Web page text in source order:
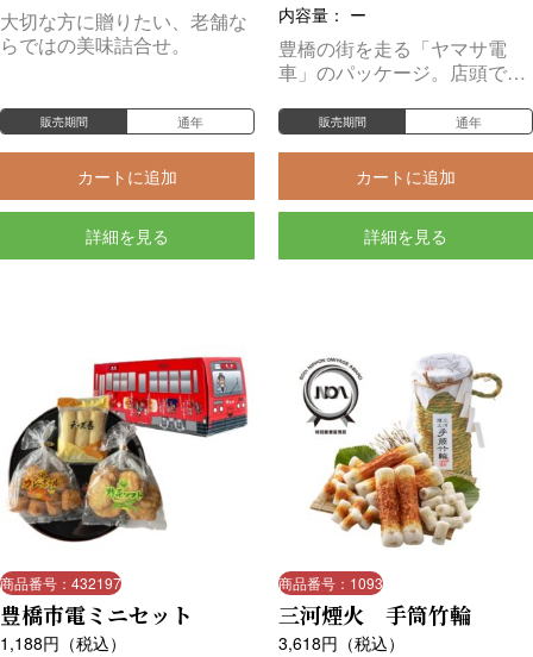
大切な方に贈りたい、老舗な
らではの美味詰合せ。
販売期間 通年
カートに追加
詳細を見る
内容量： ー
豊橋の街を走る「ヤマサ電
車」のパッケージ。店頭で大
販売期間 通年
カートに追加
詳細を見る
商品番号：432197
豊橋市電ミニセット
1,188円（税込）
商品番号：1093
三河煙火 手筒竹輪
3,618円（税込）